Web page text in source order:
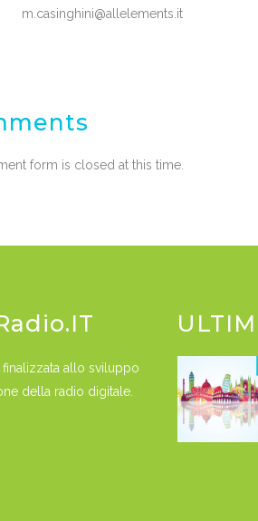
m.casinghini@allelements.it
form is closed at this time.
allo sviluppo
della radio digitale.